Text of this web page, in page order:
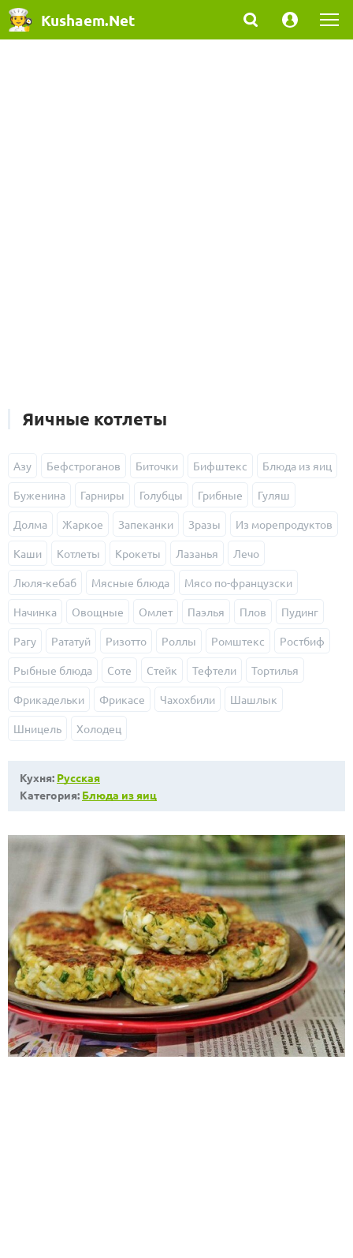
Kushaem.Net
Яичные котлеты
Азу Бефстроганов Биточки Бифштекс Блюда из яиц
Буженина Гарниры Голубцы Грибные Гуляш
Долма Жаркое Запеканки Зразы Из морепродуктов
Каши Котлеты Крокеты Лазанья Лечо
Люля-кебаб Мясные блюда Мясо по-французски
Начинка Овощные Омлет Паэлья Плов Пудинг
Рагу Рататуй Ризотто Роллы Ромштекс Ростбиф
Рыбные блюда Соте Стейк Тефтели Тортилья
Фрикадельки Фрикасе Чахохбили Шашлык
Шницель Холодец
Кухня: Русская
Категория: Блюда из яиц